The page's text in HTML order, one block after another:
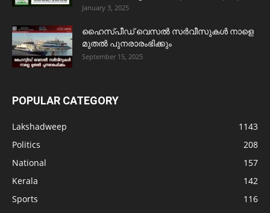
January 3, 2025
ഹൈസ്പീഡ് വെസൽ സർവീസുകൾ നാളെ
മുതൽ പുനരാരംഭിക്കും
September 15, 2025
POPULAR CATEGORY
Lakshadweep
1143
Politics
208
National
157
Kerala
142
Sports
116